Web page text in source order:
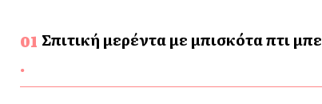
Σπιτική μερέντα με μπισκότα πτι